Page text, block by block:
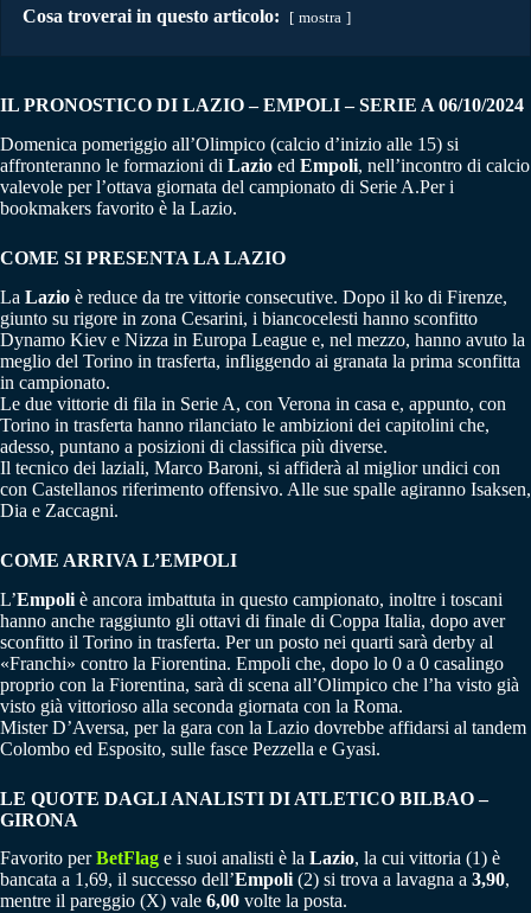
Cosa troverai in questo articolo: mostra
IL PRONOSTICO DI LAZIO – EMPOLI – SERIE A 06/10/2024
Domenica pomeriggio all’Olimpico (calcio d’inizio alle 15) si
affronteranno le formazioni di Lazio ed Empoli, nell’incontro di calcio
valevole per l’ottava giornata del campionato di Serie A.Per i
bookmakers favorito è la Lazio.
COME SI PRESENTA LA LAZIO
La Lazio è reduce da tre vittorie consecutive. Dopo il ko di Firenze,
giunto su rigore in zona Cesarini, i biancocelesti hanno sconfitto
Dynamo Kiev e Nizza in Europa League e, nel mezzo, hanno avuto la
meglio del Torino in trasferta, infliggendo ai granata la prima sconfitta
in campionato.
Le due vittorie di fila in Serie A, con Verona in casa e, appunto, con
Torino in trasferta hanno rilanciato le ambizioni dei capitolini che,
adesso, puntano a posizioni di classifica più diverse.
Il tecnico dei laziali, Marco Baroni, si affiderà al miglior undici con
con Castellanos riferimento offensivo. Alle sue spalle agiranno Isaksen,
Dia e Zaccagni.
COME ARRIVA L’EMPOLI
L’Empoli è ancora imbattuta in questo campionato, inoltre i toscani
hanno anche raggiunto gli ottavi di finale di Coppa Italia, dopo aver
sconfitto il Torino in trasferta. Per un posto nei quarti sarà derby al
«Franchi» contro la Fiorentina. Empoli che, dopo lo 0 a 0 casalingo
proprio con la Fiorentina, sarà di scena all’Olimpico che l’ha visto già
visto già vittorioso alla seconda giornata con la Roma.
Mister D’Aversa, per la gara con la Lazio dovrebbe affidarsi al tandem
Colombo ed Esposito, sulle fasce Pezzella e Gyasi.
LE QUOTE DAGLI ANALISTI DI ATLETICO BILBAO –
GIRONA
Favorito perBetFlag e i suoi analisti è la Lazio, la cui vittoria (1) è
bancata a 1,69, il successo dell’Empoli(2) si trova a lavagna a 3,90,
mentre il pareggio (X) vale 6,00 volte la posta.